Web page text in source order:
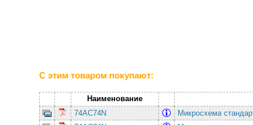
С этим товаром покупают:
Наименование
74AC74N
Микросхема